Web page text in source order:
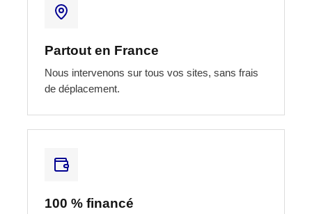
Partout en France
Nous intervenons sur tous vos sites, sans frais
de déplacement.
100 % financé